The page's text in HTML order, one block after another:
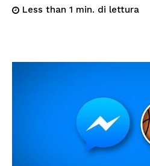
Less than 1 min. di lettura